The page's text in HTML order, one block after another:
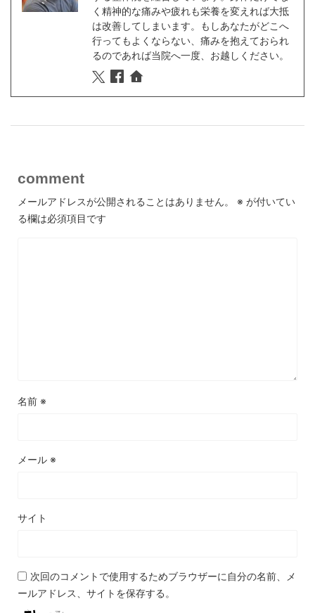
く精神的な痛みや疲れも栄養を変えれば大抵
は改善してしまいます。もしあなたがどこへ
行ってもよくならない、痛みを抱えておられ
るのであれば当院へ一度、お越しください。
comment
メールアドレスが公開されることはありません。 ※ が付いてい
る欄は必須項目です
名前 ※
メール ※
サイト
次回のコメントで使用するためブラウザーに自分の名前、メ
ールアドレス、サイトを保存する。